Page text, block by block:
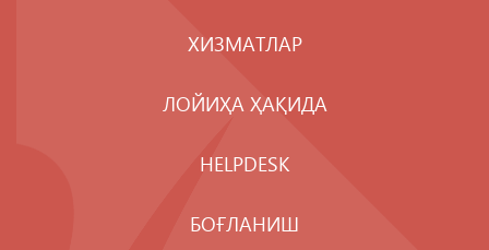
ХИЗМАТЛАР
ЛОЙИҲА ҲАҚИДА
HELPDESK
БОҒЛАНИШ